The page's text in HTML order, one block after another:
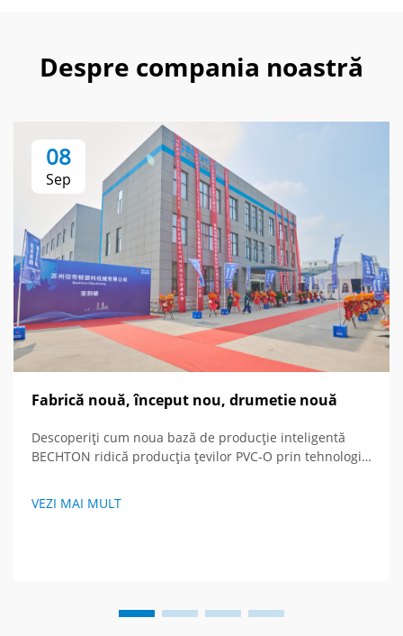
Despre compania noastră
08
Sep
Fabrică nouă, început nou, drumetie nouă
Descoperiți cum noua bază de producție inteligentă
BECHTON ridică producția țevilor PVC-O prin tehnologie
VEZI MAI MULT